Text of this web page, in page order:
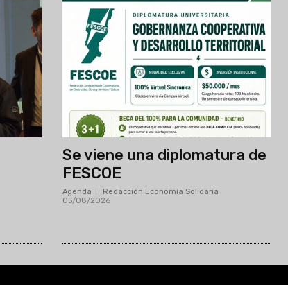
Se viene una diplomatura de
FESCOE
Agenda Redacción Economía Solidaria
05/08/2026